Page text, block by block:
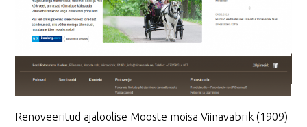
Renoveeritud ajaloolise Mooste mõisa Viinavabrik (1909)